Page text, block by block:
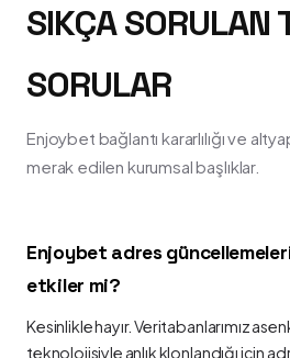
SIKÇA SORULAN
SORULAR
Enjoybet bağlantı kararlılığı ve
merak edilen kurumsal başlıklar.
Enjoybet adres
etkiler mi?
Kesinlikle hayır. Veritabanlarımız
teknolojisiyle anlık klonlandığı için